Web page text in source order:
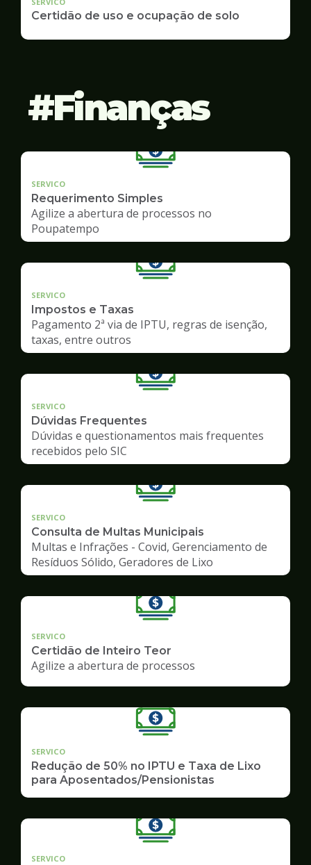
Certidão de uso e ocupação de solo
Finanças
SERVICO
Requerimento Simples
Agilize a abertura de processos no
Poupatempo
SERVICO
Impostos e Taxas
Pagamento 2ª via de IPTU, regras de isenção,
taxas, entre outros
SERVICO
Dúvidas Frequentes
Dúvidas e questionamentos mais frequentes
recebidos pelo SIC
SERVICO
Consulta de Multas Municipais
Multas e Infrações - Covid, Gerenciamento de
Resíduos Sólido, Geradores de Lixo
SERVICO
Certidão de Inteiro Teor
Agilize a abertura de processos
SERVICO
Redução de 50% no IPTU e Taxa de Lixo
para Aposentados/Pensionistas
SERVICO